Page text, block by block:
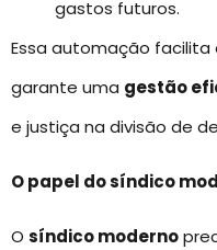
gastos futuros.
Essa automação facilita
garante uma gestão
e justiça na divisão de
O papel do síndico
O síndico moderno